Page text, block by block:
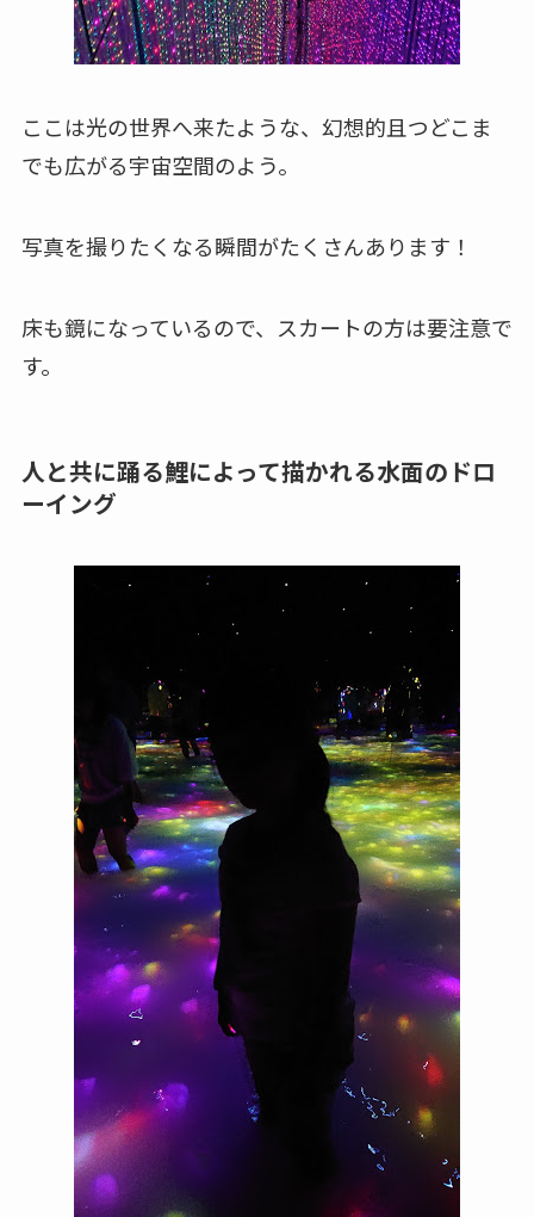
ここは光の世界へ来たような、幻想的且つどこま
でも広がる宇宙空間のよう。
写真を撮りたくなる瞬間がたくさんあります！
床も鏡になっているので、スカートの方は要注意で
す。
人と共に踊る鯉によって描かれる水面のドロ
ーイング